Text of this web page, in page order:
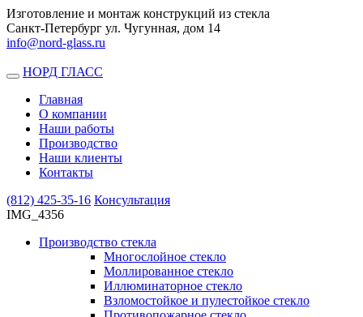
Изготовление и монтаж конструкций из стекла
Санкт-Петербург ул. Чугунная, дом 14
info@nord-glass.ru
Toggle
navigation
НОРД ГЛАСС
Главная
О компании
Наши работы
Производство
Наши клиенты
Контакты
(812) 425-35-16 Консультация
IMG_4356
Производство стекла
Многослойное стекло
Моллированное стекло
Иллюминаторное стекло
Взломостойкое и пулестойкое стекло